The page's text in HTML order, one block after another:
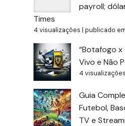
payroll;
Times
4 visualizações |publicado
“Botafogo x
Vivo e Não
4 visualizações
Guia
Futebol,
TV e